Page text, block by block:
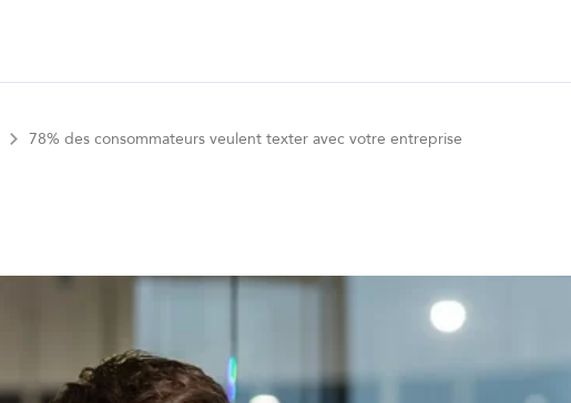
78% des consommateurs veulent texter avec votre entreprise